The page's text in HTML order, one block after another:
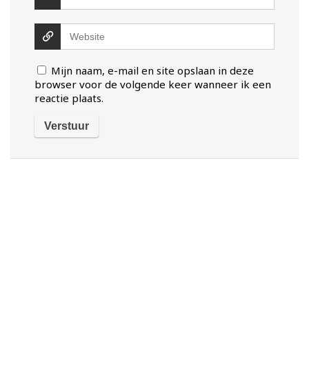
Mijn naam, e-mail en site opslaan in deze
browser voor de volgende keer wanneer ik een
reactie plaats.